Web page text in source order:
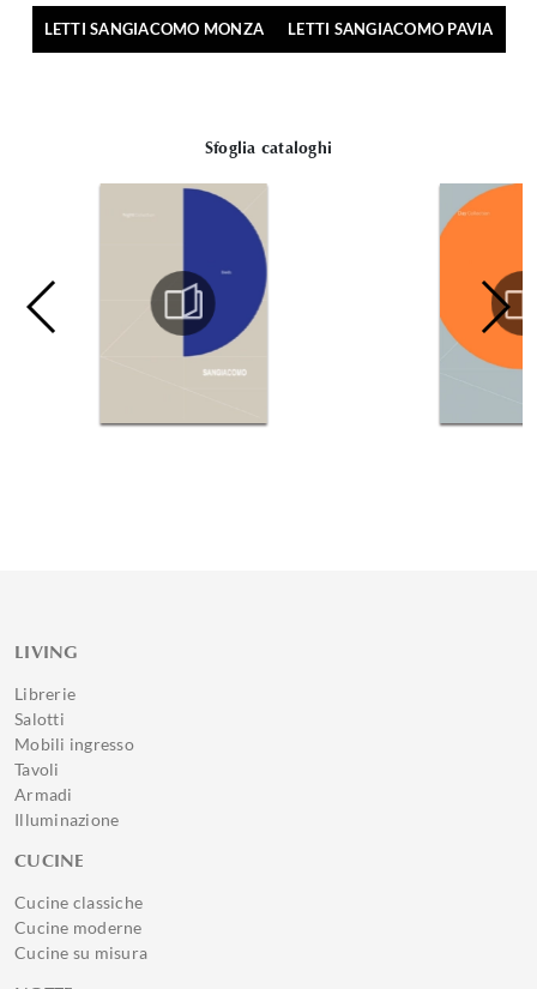
LETTI SANGIACOMO MONZA LETTI SANGIACOMO PAVIA
Sfoglia cataloghi
LIVING
Librerie
Salotti
Mobili ingresso
Tavoli
Armadi
Illuminazione
CUCINE
Cucine classiche
Cucine moderne
Cucine su misura